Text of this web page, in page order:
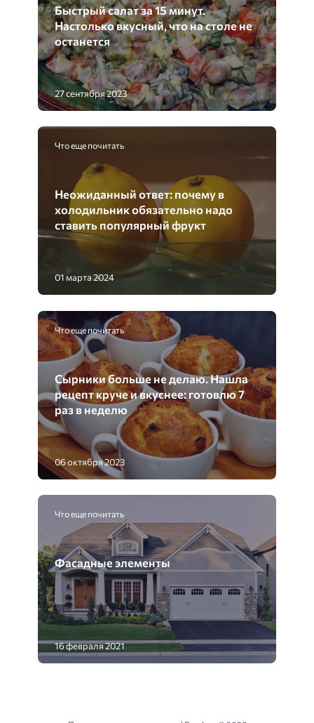
Быстрый салат за 15 минут.
Настолько вкусный, что на столе не
останется
27 сентября 2023
Что еще почитать
Неожиданный ответ: почему в
холодильник обязательно надо
ставить популярный фрукт
01 марта 2024
Что еще почитать
Сырники больше не делаю. Нашла
рецепт круче и вкуснее: готовлю 7
раз в неделю
06 октября 2023
Что еще почитать
Фасадные элементы
16 февраля 2021